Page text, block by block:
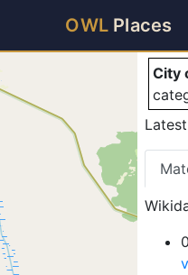
OWL Places
City